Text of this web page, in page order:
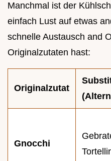
Manchmal ist der
einfach Lust auf etwas
schnelle Austausch and
Originalzutaten hast:
Originalzutat
Gnocchi